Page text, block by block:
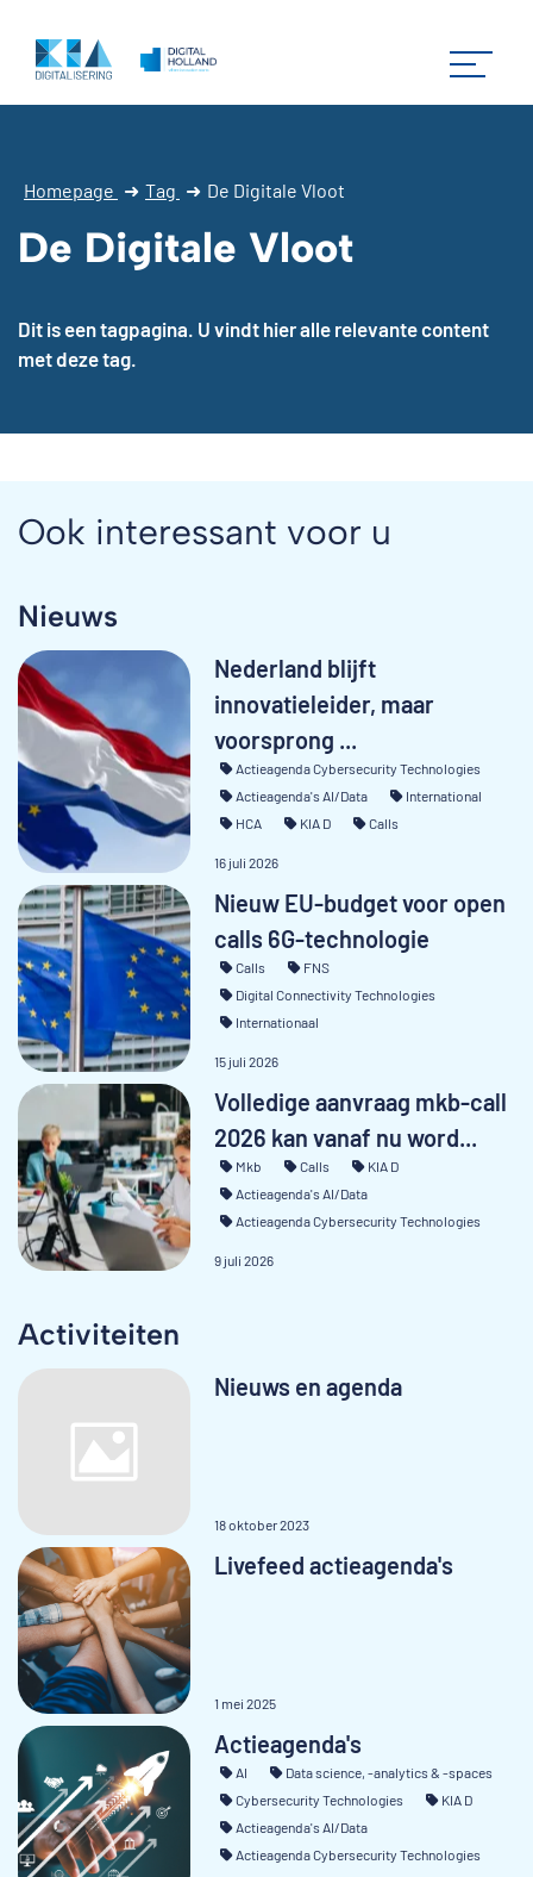
Homepage ➜ Tag ➜ De Digitale Vloot
De Digitale Vloot
Dit is een tagpagina. U vindt hier alle relevante content
met deze tag.
Ook interessant voor u
Nieuws
Nederland blijft
innovatieleider, maar
voorsprong ...
Actieagenda Cybersecurity Technologies
Actieagenda's AI/Data
International
HCA
KIA D Calls
16 juli 2026
Nieuw EU-budget voor open
calls 6G-technologie
Calls
FNS
Digital Connectivity Technologies
Internationaal
15 juli 2026
Volledige aanvraag mkb-call
2026 kan vanaf nu word...
Mkb Calls
KIA D
Actieagenda's AI/Data
Actieagenda Cybersecurity Technologies
9 juli 2026
Activiteiten
Nieuws en agenda
18 oktober 2023
Livefeed actieagenda's
1 mei 2025
Actieagenda's
AI
Data science, -analytics & -spaces
Cybersecurity Technologies
KIA D
Actieagenda's AI/Data
Actieagenda Cybersecurity Technologies